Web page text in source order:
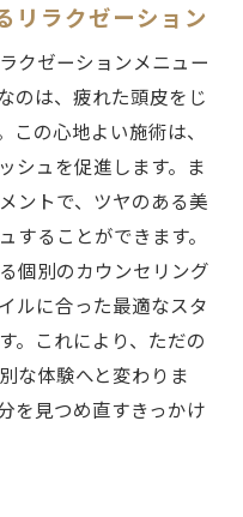
リラクゼーション
クゼーションメニュー
のは、疲れた頭皮をじ
この心地よい施術は、
シュを促進します。ま
ントで、ツヤのある美
することができます。
個別のカウンセリング
ルに合った最適なスタ
。これにより、ただの
な体験へと変わりま
を見つめ直すきっかけ